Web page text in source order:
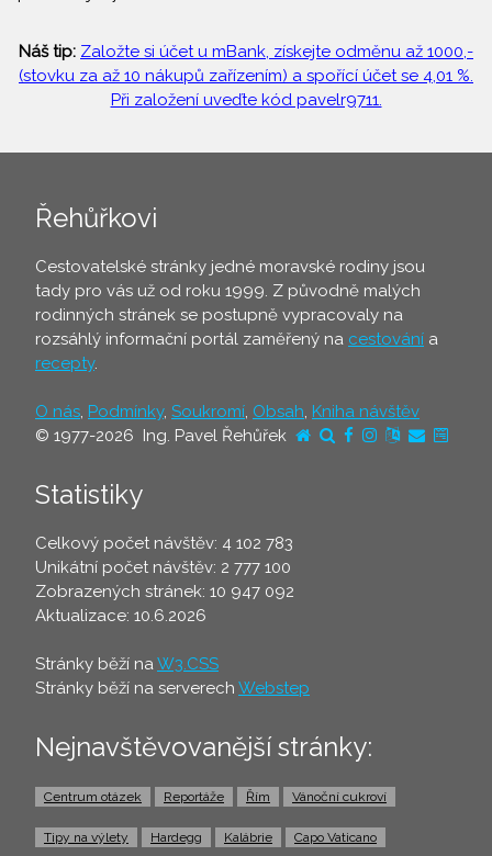
Náš tip: Založte si účet u mBank, získejte odměnu až 1000,-
(stovku za až 10 nákupů zařízením) a spořící účet se 4,01 %.
Při založení uveďte kód pavelr9711.
Řehůřkovi
Cestovatelské stránky jedné moravské rodiny jsou
tady pro vás už od roku 1999. Z původně malých
rodinných stránek se postupně vypracovaly na
rozsáhlý informační portál zaměřený na cestování a
recepty.
O nás, Podmínky, Soukromí, Obsah, Kniha návštěv
© 1977-2026 Ing. Pavel Řehůřek
Statistiky
Celkový počet návštěv: 4 102 783
Unikátní počet návštěv: 2 777 100
Zobrazených stránek: 10 947 092
Aktualizace: 10.6.2026
Stránky běží naW3.CSS
Stránky běží na serverech Webstep
Nejnavštěvovanější stránky:
Centrum otázek Reportáže Řím Vánoční cukroví
Tipy na výlety Hardegg Kalábrie Capo Vaticano